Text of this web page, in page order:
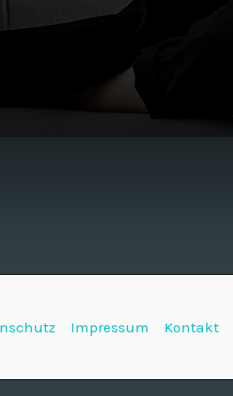
Impressum Kontakt